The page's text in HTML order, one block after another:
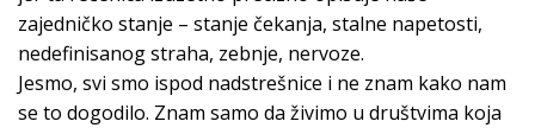
zajedničko stanje – stanje čekanja, stalne napetosti,
nedefinisanog straha, zebnje, nervoze.
Jesmo, svi smo ispod nadstrešnice i ne znam kako nam
se to dogodilo. Znam samo da živimo u društvima koja